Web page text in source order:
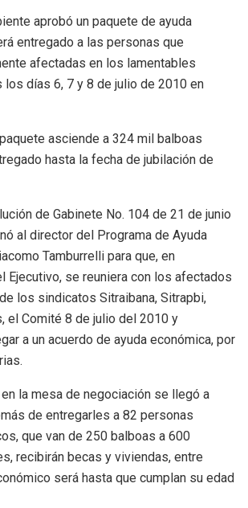
aprobó un paquete de ayuda
entregado a las personas que
afectadas en los lamentables
los días 6, 7 y 8 de julio de 2010 en
asciende a 324 mil balboas
hasta la fecha de jubilación de
de Gabinete No. 104 de 21 de junio
al director del Programa de Ayuda
Tamburrelli para que, en
Ejecutivo, se reuniera con los afectados
los sindicatos Sitraibana, Sitrapbi,
el Comité 8 de julio del 2010 y
a un acuerdo de ayuda económica, por
la mesa de negociación se llegó a
de entregarles a 82 personas
que van de 250 balboas a 600
recibirán becas y viviendas, entre
será hasta que cumplan su edad